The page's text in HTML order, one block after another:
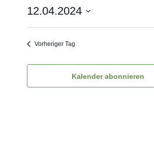
12.04.2024
Vorheriger Tag
Kalender abonnieren